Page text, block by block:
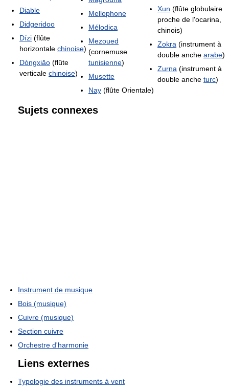
Diable
Didgeridoo
Dízi (flûte
horizontale chinoise)
Dòngxiāo (flûte
verticale chinoise)
Mellophone
Mélodica
Mezoued
(cornemuse
tunisienne)
Musette
Nay (flûte Orientale)
Xun (flûte globulaire
proche de l'ocarina,
chinois)
Zokra (instrument à
double anche arabe)
Zurna (instrument à
double anche turc)
Sujets connexes
Instrument de musique
Bois (musique)
Cuivre (musique)
Section cuivre
Orchestre d'harmonie
Liens externes
Typologie des instruments à vent